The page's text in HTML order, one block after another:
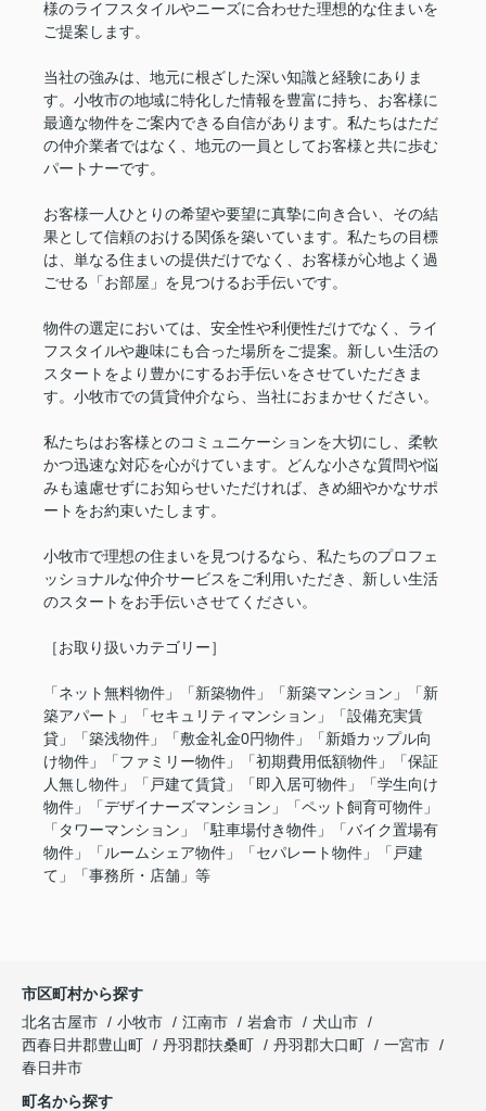
様のライフスタイルやニーズに合わせた理想的な住まいを
ご提案します。
当社の強みは、地元に根ざした深い知識と経験にありま
す。小牧市の地域に特化した情報を豊富に持ち、お客様に
最適な物件をご案内できる自信があります。私たちはただ
の仲介業者ではなく、地元の一員としてお客様と共に歩む
パートナーです。
お客様一人ひとりの希望や要望に真摯に向き合い、その結
果として信頼のおける関係を築いています。私たちの目標
は、単なる住まいの提供だけでなく、お客様が心地よく過
ごせる「お部屋」を見つけるお手伝いです。
物件の選定においては、安全性や利便性だけでなく、ライ
フスタイルや趣味にも合った場所をご提案。新しい生活の
スタートをより豊かにするお手伝いをさせていただきま
す。小牧市での賃貸仲介なら、当社におまかせください。
私たちはお客様とのコミュニケーションを大切にし、柔軟
かつ迅速な対応を心がけています。どんな小さな質問や悩
みも遠慮せずにお知らせいただければ、きめ細やかなサポ
ートをお約束いたします。
小牧市で理想の住まいを見つけるなら、私たちのプロフェ
ッショナルな仲介サービスをご利用いただき、新しい生活
のスタートをお手伝いさせてください。
［お取り扱いカテゴリー］
「ネット無料物件」「新築物件」「新築マンション」「新
築アパート」「セキュリティマンション」「設備充実賃
貸」「築浅物件」「敷金礼金0円物件」「新婚カップル向
け物件」「ファミリー物件」「初期費用低額物件」「保証
人無し物件」「戸建て賃貸」「即入居可物件」「学生向け
物件」「デザイナーズマンション」「ペット飼育可物件」
「タワーマンション」「駐車場付き物件」「バイク置場有
物件」「ルームシェア物件」「セパレート物件」「戸建
て」「事務所・店舗」等
市区町村から探す
北名古屋市
小牧市 江南市 岩倉市
犬山市
西春日井郡豊山町
丹羽郡扶桑町 丹羽郡大口町
一宮市
春日井市
町名から探す